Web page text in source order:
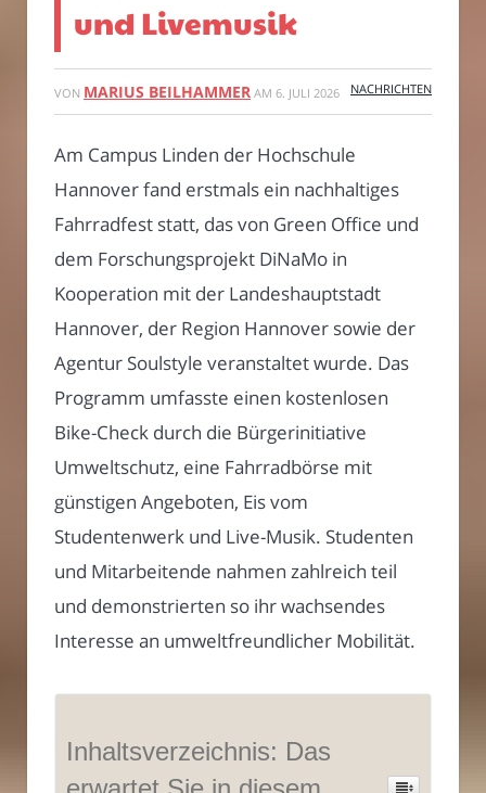
und Livemusik
VON MARIUS BEILHAMMER AM 6. JULI 2026 NACHRICHTEN
Am Campus Linden der Hochschule
Hannover fand erstmals ein nachhaltiges
Fahrradfest statt, das von Green Office und
dem Forschungsprojekt DiNaMo in
Kooperation mit der Landeshauptstadt
Hannover, der Region Hannover sowie der
Agentur Soulstyle veranstaltet wurde. Das
Programm umfasste einen kostenlosen
Bike-Check durch die Bürgerinitiative
Umweltschutz, eine Fahrradbörse mit
günstigen Angeboten, Eis vom
Studentenwerk und Live-Musik. Studenten
und Mitarbeitende nahmen zahlreich teil
und demonstrierten so ihr wachsendes
Interesse an umweltfreundlicher Mobilität.
Inhaltsverzeichnis: Das